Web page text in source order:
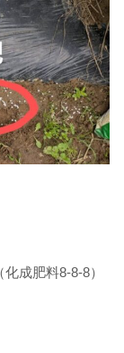
成肥料8-8-8）